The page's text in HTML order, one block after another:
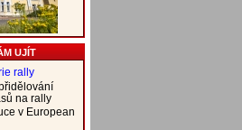
UJÍT
rally
na rally
v European